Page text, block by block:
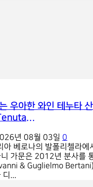
우아한 와인 테누타
년 08월 03일 0
베로나의 발폴리첼라에
가문은 2012년 분사를
& Guglielmo
디...